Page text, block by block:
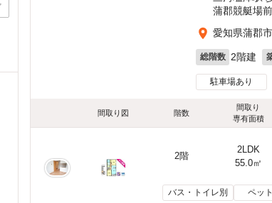
蒲郡競艇場
愛知県蒲郡
総階数 2階建
駐車場あり
間取り図 階数
間取り
専有面積
2階
2LDK
55.0㎡
バス・トイレ別 ペッ